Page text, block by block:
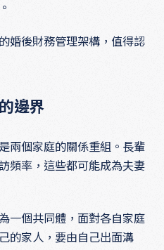
婚後財務管理架構，值得認
邊界
兩個家庭的關係重組。長輩
頻率，這些都可能成為夫妻
一個共同體，面對各自家庭
的家人，要由自己出面溝